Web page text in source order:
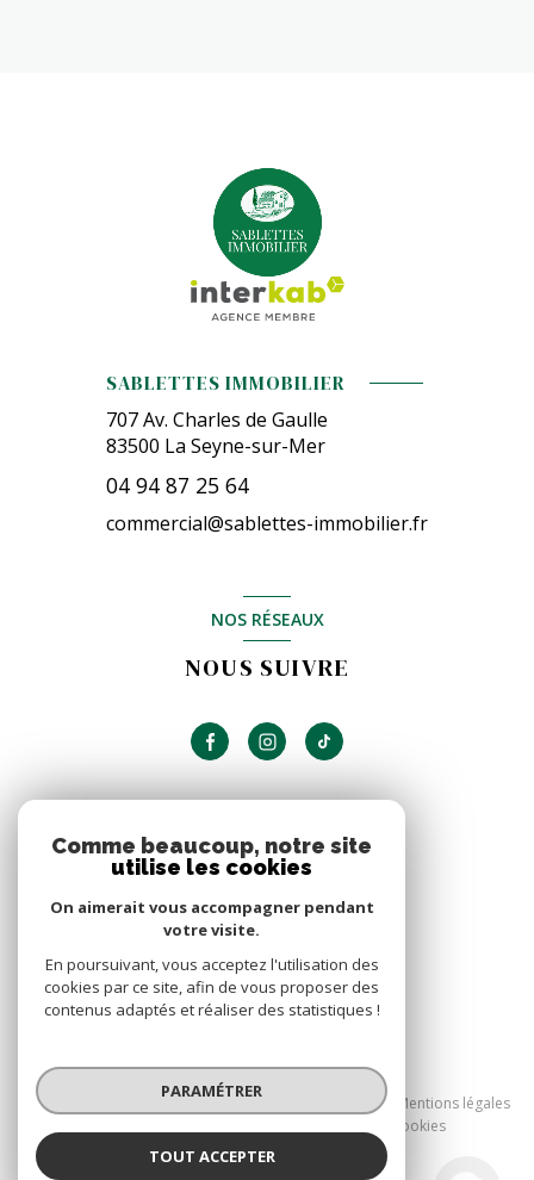
SABLETTES IMMOBILIER
707 Av. Charles de Gaulle
83500 La Seyne-sur-Mer
04 94 87 25 64
commercial@sablettes-immobilier.fr
NOS RÉSEAUX
NOUS SUIVRE
NOUS ADHÉRONS
© 2026 | Tous droits réservés
Nos honoraires
Nos partenaires
Mentions légales
Cookies
Comme beaucoup, notre site
utilise les cookies
On aimerait vous accompagner pendant
votre visite.
En poursuivant, vous acceptez l'utilisation des
cookies par ce site, afin de vous proposer des
contenus adaptés et réaliser des statistiques !
PARAMÉTRER
TOUT ACCEPTER